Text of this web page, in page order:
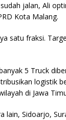
jalan, Ali
Kota Malang.
satu fraksi.
5 Truck
logistik
di Jawa
lain, Sidoarjo,